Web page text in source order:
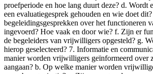
proefperiode en hoe lang duurt deze? d. Wordt
een evaluatiegesprek gehouden en wie doet
begeleidingsgesprekken over het functioneren
ingevoerd? Hoe vaak en door wie? f. Zijn er
de begeleiders van vrijwilligers opgesteld? g.
hierop geselecteerd? 7. Informatie en
manier worden vrijwilligers geïnformeerd over
aangaan? b. Op welke manier worden